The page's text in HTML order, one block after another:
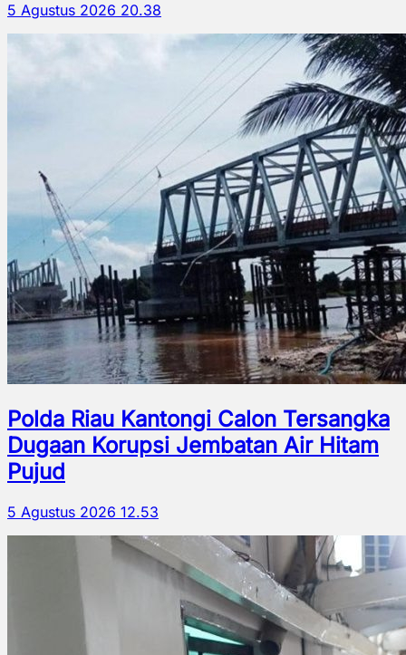
5 Agustus 2026 20.38
Polda Riau Kantongi Calon Tersangka
Dugaan Korupsi Jembatan Air Hitam
Pujud
5 Agustus 2026 12.53